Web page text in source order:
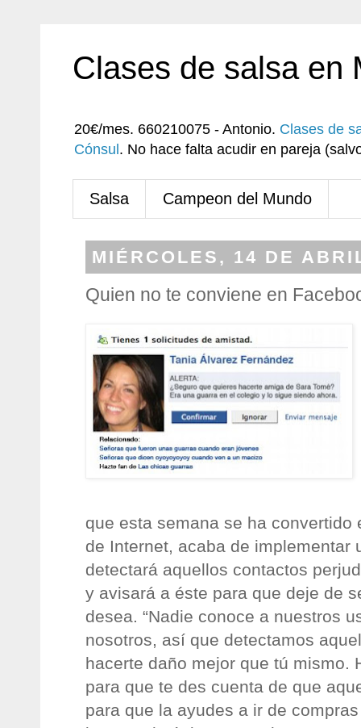
Clases de salsa en
20€/mes. 660210075 - Antonio. Clases de
Cónsul . No hace falta acudir en pareja
Salsa Campeon del Mundo
MIÉRCOLES, 14 DE
Quien no te conviene en
que esta semana se ha convertido
de Internet, acaba de implementar
detectará aquellos contactos
y avisará a éste para que deje de
desea. “Nadie conoce a nuestros
nosotros, así que detectamos
hacerte daño mejor que tú mismo.
para que te des cuenta de que
para que la ayudes a ir de